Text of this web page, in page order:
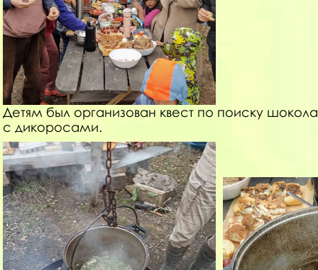
Детям был организован квест по поиску
с дикоросами.